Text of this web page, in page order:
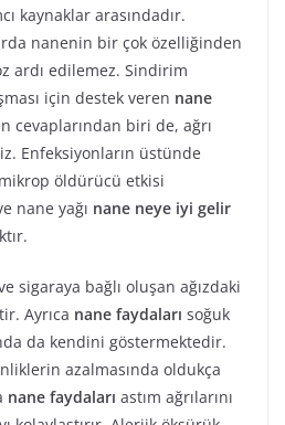
kaynaklar arasındadır.
nanenin bir çok özelliğinden
ardı edilemez. Sindirim
için destek veren nane
cevaplarından biri de, ağrı
Enfeksiyonların üstünde
öldürücü etkisi
nane yağı nane neye iyi gelir
sigaraya bağlı oluşan ağızdaki
Ayrıca nane faydaları soğuk
da kendini göstermektedir.
azalmasında oldukça
nane faydaları astım ağrılarını